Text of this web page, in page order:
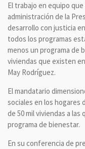
El trabajo en equipo
administración de la
desarrollo con justicia
todos los programas
menos un programa de
viviendas que existen
May Rodríguez.
El mandatario
sociales en los hogares
de 50 mil viviendas a las
programa de bienestar.
En su conferencia de